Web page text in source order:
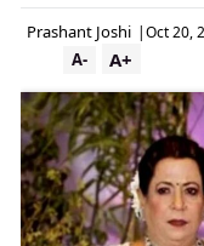
Prashant Joshi |Oct 20,
A+
A-